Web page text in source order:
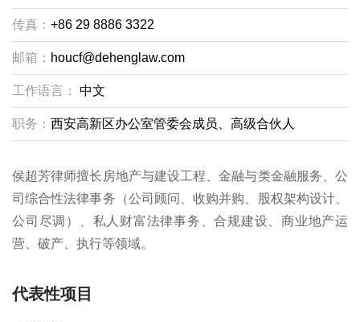
传真： +86 29 8886 3322
邮箱： houcf@dehenglaw.com
工作语言： 中文
职务： 西安高新区办公室管委会成员、高级合伙人
侯超芳律师擅长房地产与建设工程、金融与类金融服务、公
司综合性法律事务（公司顾问、收购并购、股权架构设计、
公司尽调）、私人财富法律事务、合规建设、商业地产运
营、破产、执行等领域。
代表性项目